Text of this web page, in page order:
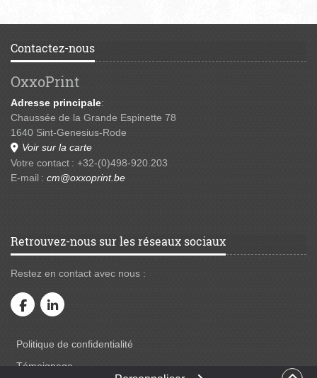
Contactez-nous
OxxoPrint
Adresse principale:
Chaussée de la Grande Espinette 78
1640 Sint-Genesius-Rode
Voir sur la carte
Votre contact : +32-(0)498-920.203
E-mail : cm@oxxoprint.be
Retrouvez-nous sur les réseaux sociaux
Restez en contact avec nous :
Politique de confidentialité
Politique de confidentialité
Témoignage